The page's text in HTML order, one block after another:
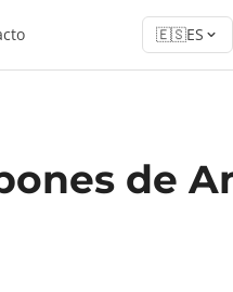
🇪🇸ES
de